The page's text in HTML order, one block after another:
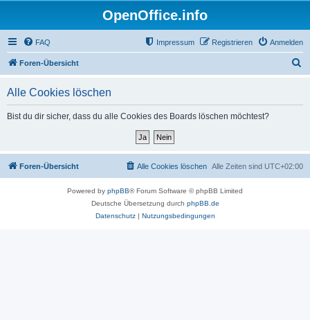
OpenOffice.info
FAQ Anmelden
Registrieren
Impressum
Foren-Übersicht
Alle Cookies löschen
Bist du dir sicher, dass du alle Cookies des Boards löschen möchtest?
Foren-Übersicht Alle Zeiten sind UTC+02:00
Alle Cookies löschen
Powered by phpBB® Forum Software © phpBB Limited
Deutsche Übersetzung durch phpBB.de
Datenschutz| Nutzungsbedingungen